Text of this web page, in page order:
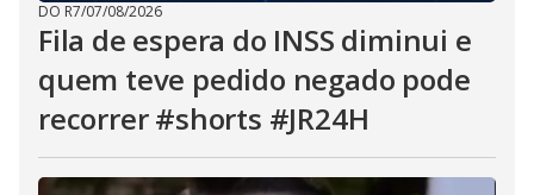
DO R7/07/08/2026
Fila de espera do INSS diminui e
quem teve pedido negado pode
recorrer #shorts #JR24H